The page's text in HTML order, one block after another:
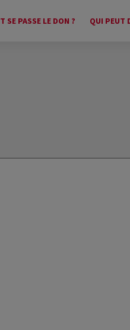
SE PASSE LE DON ? QUI PEUT